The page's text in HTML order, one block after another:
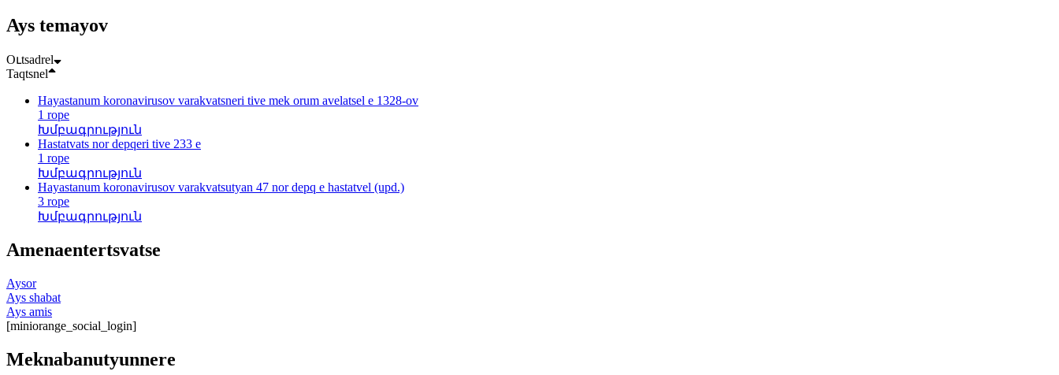
Ays temayov
Oւtsadrel
Taqtsnel
Hayastanum koronavirusov varakvatsneri tive mek orum avelatsel e 1328-ov
1 rope
Խմբագրություն
Hastatvats nor depqeri tive 233 e
1 rope
Խմբագրություն
Hayastanum koronavirusov varakvatsutyan 47 nor depq e hastatvel (upd.)
3 rope
Խմբագրություն
Amenaentertsvatse
Aysor
Ays shabat
Ays amis
[miniorange_social_login]
Meknabanutyunnere